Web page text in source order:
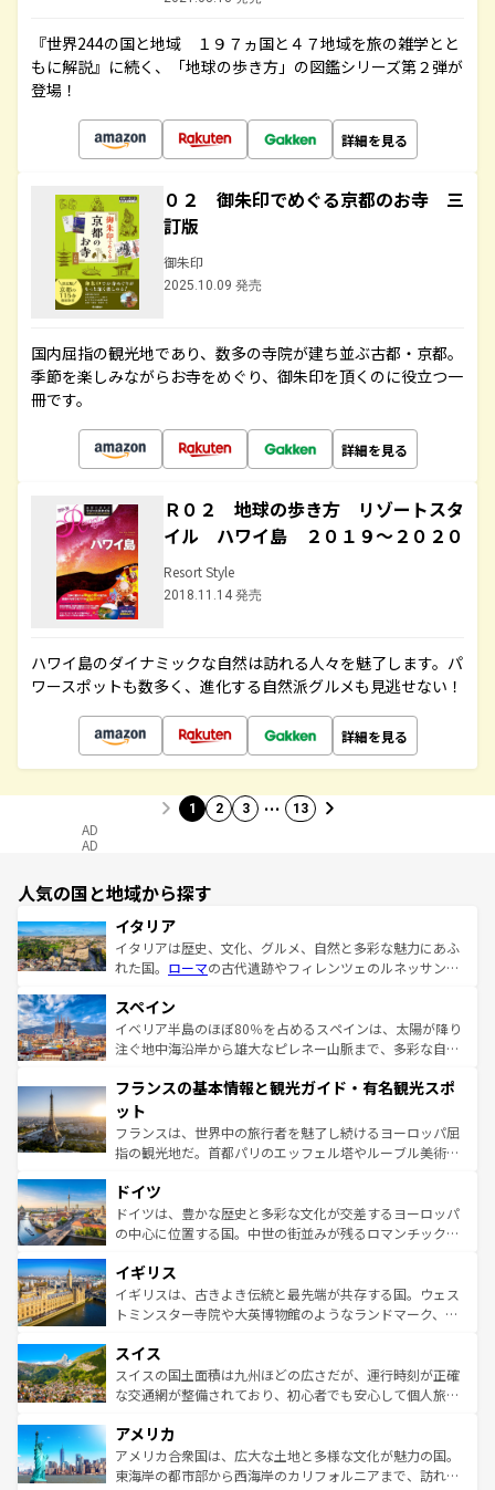
『世界244の国と地域 １９７ヵ国と４７地域を旅の雑学とと
もに解説』に続く、「地球の歩き方」の図鑑シリーズ第２弾が
登場！
詳細を見る
０２ 御朱印でめぐる京都のお寺 三
訂版
御朱印
2025.10.09 発売
国内屈指の観光地であり、数多の寺院が建ち並ぶ古都・京都。
季節を楽しみながらお寺をめぐり、御朱印を頂くのに役立つ一
冊です。
詳細を見る
Ｒ０２ 地球の歩き方 リゾートスタ
イル ハワイ島 ２０１９～２０２０
Resort Style
2018.11.14 発売
ハワイ島のダイナミックな自然は訪れる人々を魅了します。パ
ワースポットも数多く、進化する自然派グルメも見逃せない！
詳細を見る
1 2 3 … 13
AD
AD
人気の国と地域から探す
イタリア
イタリアは歴史、文化、グルメ、自然と多彩な魅力にあふ
れた国。 ローマの古代遺跡やフィレンツェのルネッサンス
ろん、トスカーナの美しい田園風景やアマルフィ海岸の絶
景など、自然景観も見逃せない。観光の合間には、本場の
ピザやパスタなど、絶品のイタリア料理を堪能することも
ませてくれるイタリアで、忘れられない旅をしてみよう！
なお、新着のイタリア情報は
しい。
スペイン
イベリア半島のほぼ80％を占めるスペインは、太陽が降り
注ぐ地中海沿岸から雄大なピレネー山脈まで、多彩な自然
文化が根付くこの国では、情熱的なフラメンコ、熱気あふ
れる闘牛、そして美味しいタパスが生活の一部となってい
る。首都マドリードの洗練された雰囲気や、バルセロナの
アートに溢れた街角から、地方では古代ローマ遺跡や中世
せる。地方によって風土や気候が異なるスペインはその個
性で訪れる人を魅了する。 なお、新着のスペイン情報は コ
ンテンツ一覧を参照してほしい。
フランスの基本情報と観光ガイド・有名観光スポ
ット
フランスは、世界中の旅行者を魅了し続けるヨーロッパ屈
指の観光地だ。首都パリのエッフェル塔やルーブル美術館
で、幅広い魅力が詰まっている。華麗な宮殿、歴史的な大
聖堂、美しいビーチ、そして豊かな自然が、訪れる者を心
から魅了する。また、フランスは美食の国としても知ら
いる。シャンパンの発祥地であるランス、プロヴァンスの
香り高いラベンダー畑など、多彩な楽しみ方が可能だ。さ
らに、パリ以外の地域にも魅力が溢れており、どの街角に
れる地方に足を運ぶとそれぞれで全く異なる文化を体験で
きるだろう。 なお、新着のフランス情報はコンテンツ一覧
を参照してほしい。
ドイツ
ドイツは、豊かな歴史と多彩な文化が交差するヨーロッパ
の中心に位置する国。中世の街並みが残るロマンチック街
顔を持つこの国は、どこを歩いても飽きることがない。ベ
ルリンの文化的活気、バイエルン州のアルプスの絶景、そ
してライン川沿いのワイン畑といった風景は必見。ビール
は、お酒好きな人にはぜひ体験してほしい。 なお、新着の
ドイツ情報はコンテンツ一覧を参照してほしい。
イギリス
イギリスは、古きよき伝統と最先端が共存する国。ウェス
トミンスター寺院や大英博物館のようなランドマーク、歴
リアごとに異なる魅力がある。また、優雅なアフタヌーン
ティー、ビール好きにはたまらない英国パブ、サッカー観
戦など、本場だからこそできる体験も豊富。イギリスを旅
ンツ一覧を参照してほしい。
スイス
スイスの国土面積は九州ほどの広さだが、運行時刻が正確
な交通網が整備されており、初心者でも安心して個人旅行
の建物がそのまま残る町や、スイスならではのユニークな
博物館もあり、アルプス観光だけでなく町歩きも満喫する
ことができる。国民の所得が高いため物価も高いが、旅行
アメリカ
アメリカ合衆国は、広大な土地と多様な文化が魅力の国。
東海岸の都市部から西海岸のカリフォルニアまで、訪れる